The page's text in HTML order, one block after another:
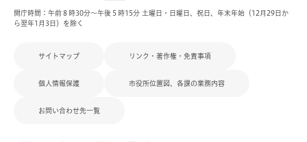
開庁時間：午前８時30分～午後５時15分 土曜日・日曜日、祝日、年末年始（12月29日か
ら翌年1月3日）を除く
サイトマップ リンク・著作権・免責事項
個人情報保護 市役所位置図、各課の業務内容
お問い合わせ先一覧